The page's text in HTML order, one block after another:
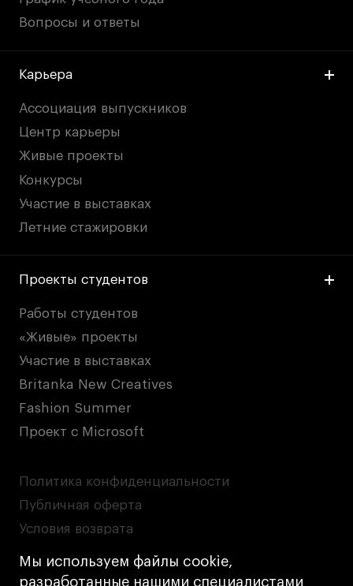
Мы используем файлы cookie,
разработанные нашими специалистами
Вопросы и ответы
Карьера
Ассоциация выпускников
Центр карьеры
Живые проекты
Конкурсы
Участие в выставках
Летние стажировки
Проекты студентов
Работы студентов
«Живые» проекты
Участие в выставках
Britanka New Creatives
Fashion Summer
Проект с Microsoft
Политика конфиденциальности
Публичная оферта
Условия возврата
Кредит на образование с господдержкой
Лицензия на осуществление образовательной